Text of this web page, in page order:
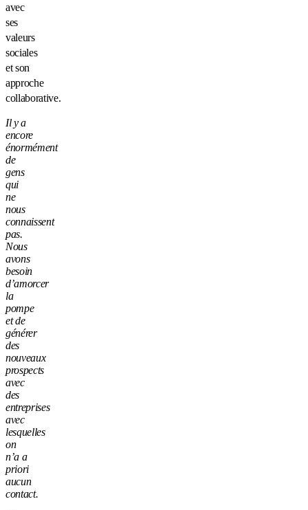
avec
ses
valeurs
sociales
et son
approche
collaborative.
Il y a
encore
énormément
de
gens
qui
ne
nous
connaissent
pas.
Nous
avons
besoin
d’amorcer
la
pompe
et de
générer
des
nouveaux
prospects
avec
des
entreprises
avec
lesquelles
on
n’a a
priori
aucun
contact.